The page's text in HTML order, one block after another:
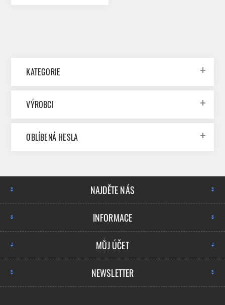
KATEGORIE
VÝROBCI
OBLÍBENÁ HESLA
NAJDĚTE NÁS
INFORMACE
MŮJ ÚČET
NEWSLETTER